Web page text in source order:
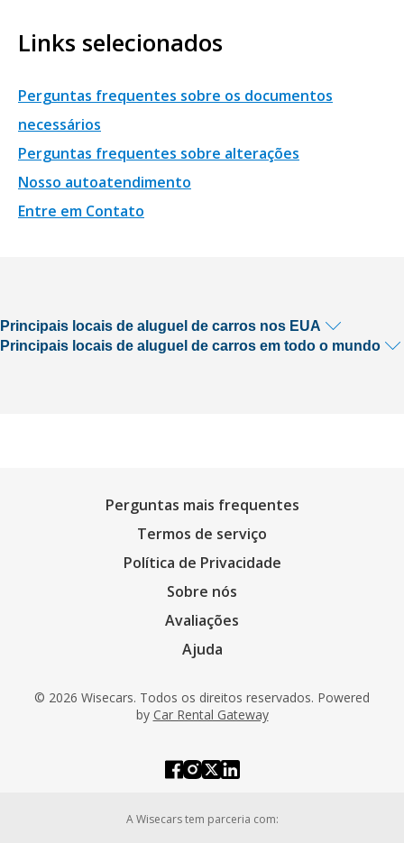
Links selecionados
Perguntas frequentes sobre os documentos
necessários
Perguntas frequentes sobre alterações
Nosso autoatendimento
Entre em Contato
Principais locais de aluguel de carros nos EUA
Principais locais de aluguel de carros em todo o mundo
Perguntas mais frequentes
Termos de serviço
Política de Privacidade
Sobre nós
Avaliações
Ajuda
© 2026 Wisecars. Todos os direitos reservados. Powered
by Car Rental Gateway
A Wisecars tem parceria com: